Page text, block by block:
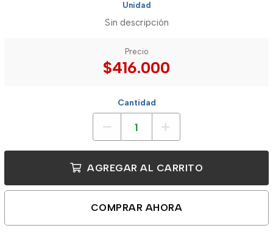
Unidad
Sin descripción
Precio
$416.000
Cantidad
AGREGAR AL CARRITO
COMPRAR AHORA